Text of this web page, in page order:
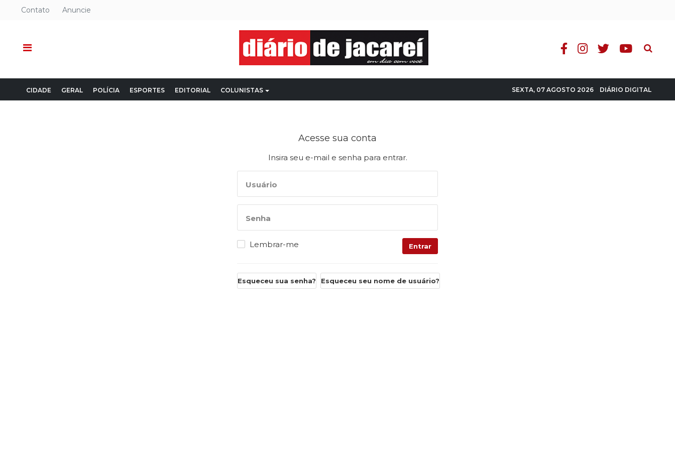
Contato Anuncie
Pesquisa
CIDADE GERAL POLÍCIA ESPORTES EDITORIAL COLUNISTAS SEXTA, 07 AGOSTO 2026 DIÁRIO DIGITAL
Acesse sua conta
Insira seu e-mail e senha para entrar.
Usuário
Senha
Lembrar-me Entrar
Esqueceu sua senha? Esqueceu seu nome de usuário?